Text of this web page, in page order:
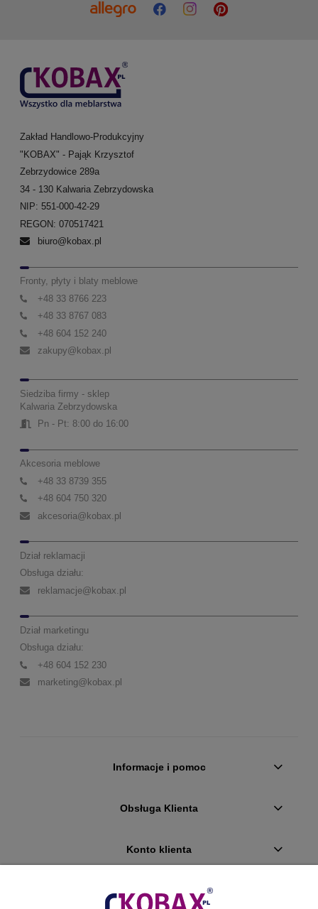
Zakład Handlowo-Produkcyjny
"KOBAX" - Pająk Krzysztof
Zebrzydowice 289a
34 - 130 Kalwaria Zebrzydowska
NIP: 551-000-42-29
REGON: 070517421
biuro@kobax.pl
Fronty, płyty i blaty meblowe
+48 33 8766 223
+48 33 8767 083
+48 604 152 240
zakupy@kobax.pl
Siedziba firmy - sklep
Kalwaria Zebrzydowska
Pn - Pt: 8:00 do 16:00
Akcesoria meblowe
+48 33 8739 355
+48 604 750 320
akcesoria@kobax.pl
Dział reklamacji
Obsługa działu:
reklamacje@kobax.pl
Dział marketingu
Obsługa działu:
+48 604 152 230
marketing@kobax.pl
Informacje i pomoc
Obsługa Klienta
Konto klienta
Płatności i dostawa